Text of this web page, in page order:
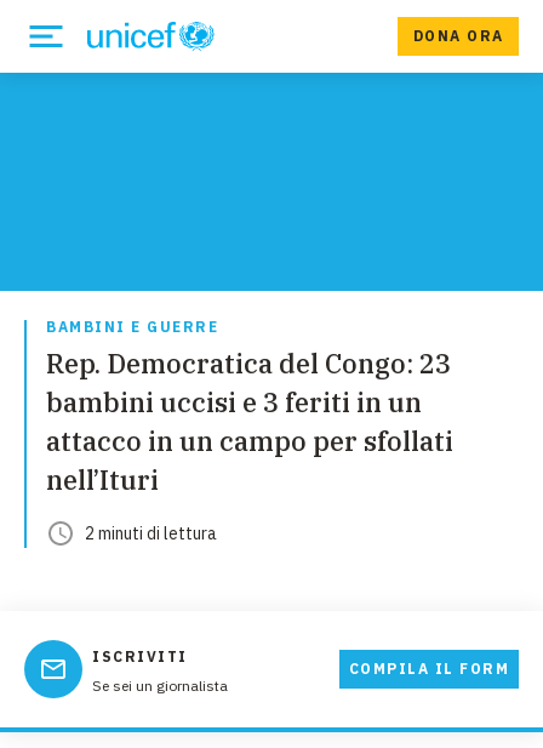
DONA ORA
BAMBINI E GUERRE
Rep. Democratica del Congo: 23
bambini uccisi e 3 feriti in un
attacco in un campo per sfollati
nell’Ituri
2 minuti di lettura
ISCRIVITI
Se sei un giornalista
COMPILA IL FORM